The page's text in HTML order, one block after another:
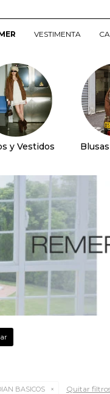
VESTIMENTA
y Vestidos
BASICOS Quitar